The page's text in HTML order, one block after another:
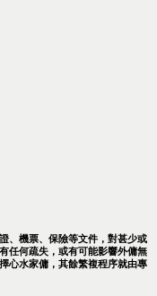
、機票、保險等文件，對甚少或
任何疏失，或有可能影響外傭無
心水家傭，其餘繁複程序就由專